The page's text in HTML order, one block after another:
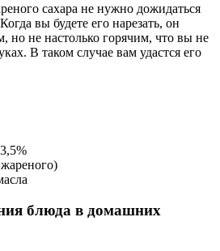
сахара не нужно дожидаться
вы будете его нарезать, он
но не настолько горячим, что вы не
В таком случае вам удастся его
блюда в домашних